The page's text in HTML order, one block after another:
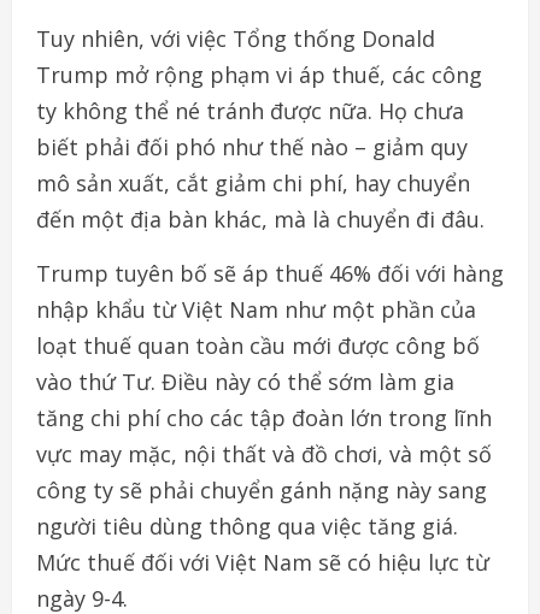
Tuy nhiên, với việc Tổng thống Donald
Trump mở rộng phạm vi áp thuế, các công
ty không thể né tránh được nữa. Họ chưa
biết phải đối phó như thế nào – giảm quy
mô sản xuất, cắt giảm chi phí, hay chuyển
đến một địa bàn khác, mà là chuyển đi đâu.
Trump tuyên bố sẽ áp thuế 46% đối với hàng
nhập khẩu từ Việt Nam như một phần của
loạt thuế quan toàn cầu mới được công bố
vào thứ Tư. Điều này có thể sớm làm gia
tăng chi phí cho các tập đoàn lớn trong lĩnh
vực may mặc, nội thất và đồ chơi, và một số
công ty sẽ phải chuyển gánh nặng này sang
người tiêu dùng thông qua việc tăng giá.
Mức thuế đối với Việt Nam sẽ có hiệu lực từ
ngày 9-4.